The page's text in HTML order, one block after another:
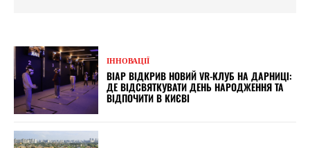
ІННОВАЦІЇ
ВІАР ВІДКРИВ НОВИЙ VR-КЛУБ НА ДАРНИЦІ:
ДЕ ВІДСВЯТКУВАТИ ДЕНЬ НАРОДЖЕННЯ ТА
ВІДПОЧИТИ В КИЄВІ